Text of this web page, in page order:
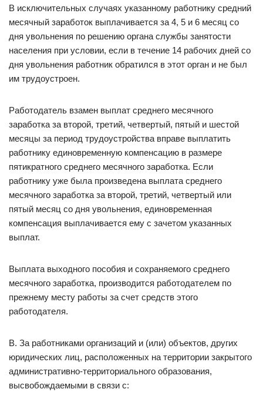
В исключительных случаях указанному работнику средний
месячный заработок выплачивается за 4, 5 и 6 месяц со
дня увольнения по решению органа службы занятости
населения при условии, если в течение 14 рабочих дней со
дня увольнения работник обратился в этот орган и не был
им трудоустроен.
Работодатель взамен выплат среднего месячного
заработка за второй, третий, четвертый, пятый и шестой
месяцы за период трудоустройства вправе выплатить
работнику единовременную компенсацию в размере
пятикратного среднего месячного заработка. Если
работнику уже была произведена выплата среднего
месячного заработка за второй, третий, четвертый или
пятый месяц со дня увольнения, единовременная
компенсация выплачивается ему с зачетом указанных
выплат.
Выплата выходного пособия и сохраняемого среднего
месячного заработка, производится работодателем по
прежнему месту работы за счет средств этого
работодателя.
В. За работниками организаций и (или) объектов, других
юридических лиц, расположенных на территории закрытого
административно-территориального образования,
высвобождаемыми в связи с: